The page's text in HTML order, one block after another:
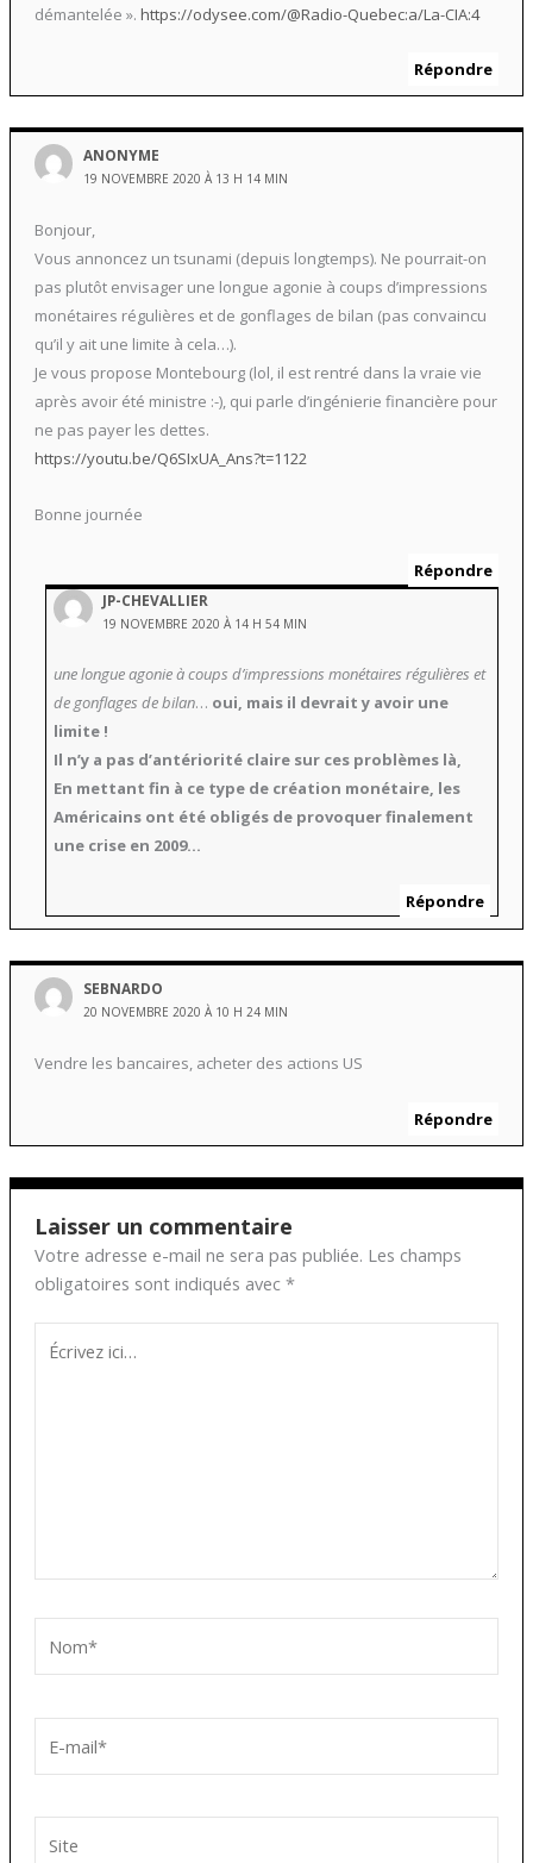
démantelée ». https://odysee.com/@Radio-Quebec:a/La-CIA:4
Répondre
ANONYME
19 NOVEMBRE 2020 À 13 H 14 MIN
Bonjour,
Vous annoncez un tsunami (depuis longtemps). Ne pourrait-on
pas plutôt envisager une longue agonie à coups d’impressions
monétaires régulières et de gonflages de bilan (pas convaincu
qu’il y ait une limite à cela…).
Je vous propose Montebourg (lol, il est rentré dans la vraie vie
après avoir été ministre :-), qui parle d’ingénierie financière pour
ne pas payer les dettes.
https://youtu.be/Q6SIxUA_Ans?t=1122
Bonne journée
Répondre
JP-CHEVALLIER
19 NOVEMBRE 2020 À 14 H 54 MIN
une longue agonie à coups d’impressions monétaires régulières et
de gonflages de bilan… oui, mais il devrait y avoir une
limite !
Il n’y a pas d’antériorité claire sur ces problèmes là,
En mettant fin à ce type de création monétaire, les
Américains ont été obligés de provoquer finalement
une crise en 2009…
Répondre
SEBNARDO
20 NOVEMBRE 2020 À 10 H 24 MIN
Vendre les bancaires, acheter des actions US
Répondre
Laisser un commentaire
Votre adresse e-mail ne sera pas publiée. Les champs
obligatoires sont indiqués avec *
Écrivez
ici…
mail*